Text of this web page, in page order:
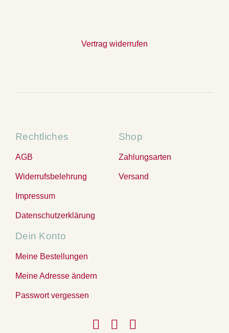
Vertrag widerrufen
Rechtliches
AGB
Widerrufsbelehrung
Impressum
Datenschutzerklärung
Shop
Zahlungsarten
Versand
Dein Konto
Meine Bestellungen
Meine Adresse ändern
Passwort vergessen